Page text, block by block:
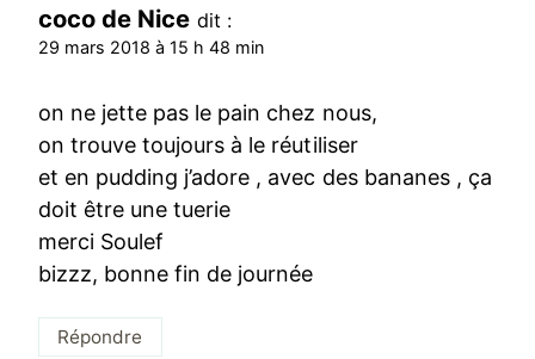
coco de Nice dit :
29 mars 2018 à 15 h 48 min
on ne jette pas le pain chez nous,
on trouve toujours à le réutiliser
et en pudding j’adore , avec des bananes , ça
doit être une tuerie
merci Soulef
bizzz, bonne fin de journée
Répondre